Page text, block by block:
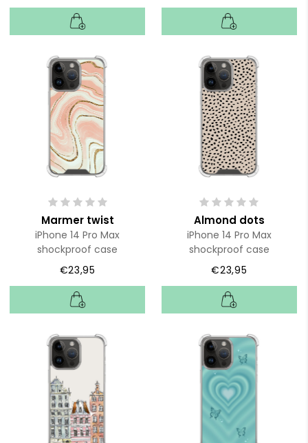
Marmer twist
iPhone 14 Pro Max
shockproof case
€23,95
Almond dots
iPhone 14 Pro Max
shockproof case
€23,95